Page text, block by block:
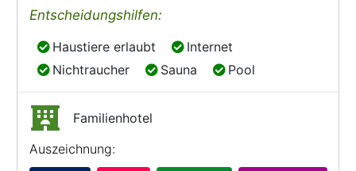
Entscheidungshilfen:
Haustiere erlaubt
Haustiere erlaubt Internet
Internet
Nichtraucher
Nichtraucher Sauna
Sauna Pool
Pool
Familienhotel
Auszeichnung: